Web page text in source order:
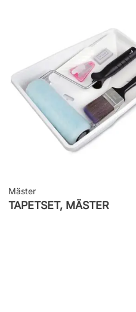
Mäster
TAPETSET, MÄSTER